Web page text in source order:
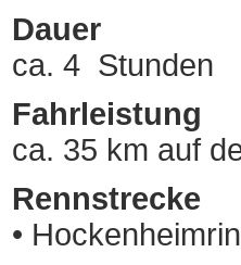
Dauer
ca. 4 Stunden
Fahrleistung
ca. 35 km auf
Rennstrecke
•